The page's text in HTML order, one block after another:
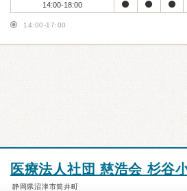
14:00-18:00
14:00-17:00
医療法人社団 慈浩会 杉谷
静岡県沼津市筒井町